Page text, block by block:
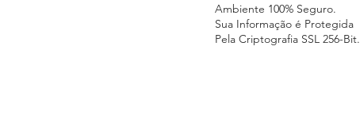
Ambiente 100% Seguro.
Sua Informação é Protegida
Pela Criptografia SSL 256-Bit.